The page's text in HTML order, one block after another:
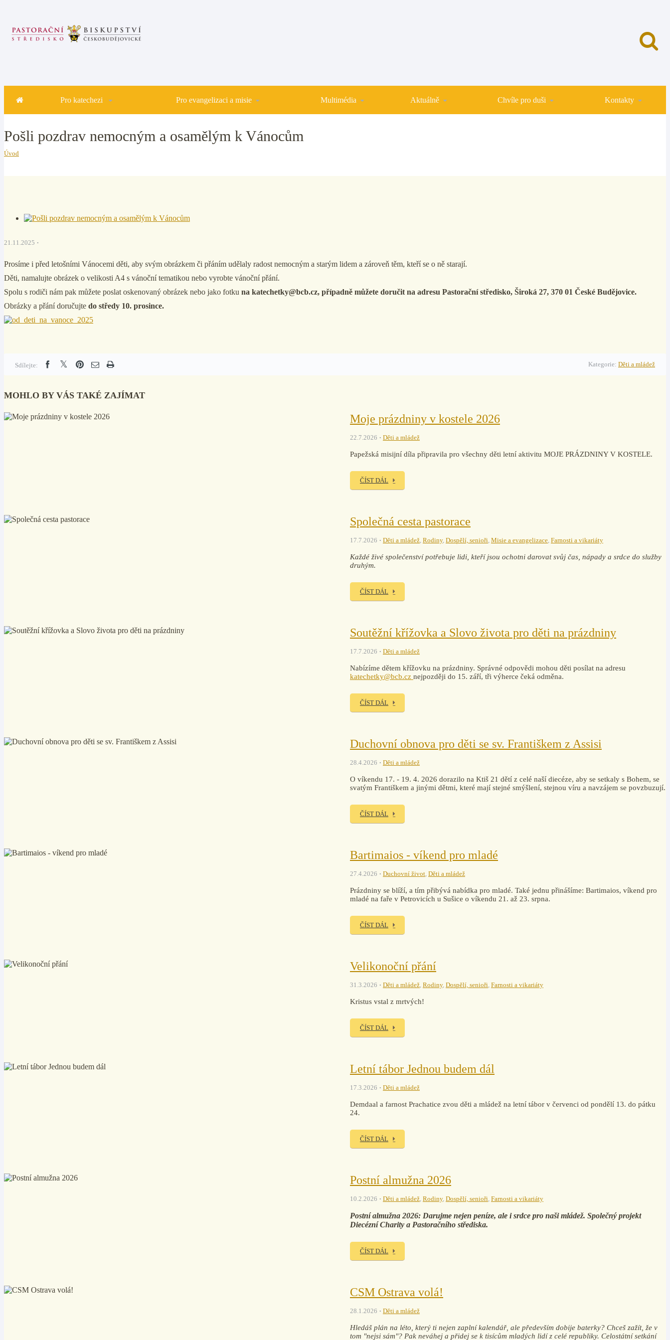
Pro katechezi Pro evangelizaci a misie Multimédia Aktuálně Chvíle pro duši Kontakty
Pošli pozdrav nemocným a osamělým k Vánocům
Úvod
21.11.2025
Prosíme i před letošními Vánocemi děti, aby svým obrázkem či přáním udělaly radost nemocným a starým lidem a zároveň těm, kteří se o ně starají.
Děti, namalujte obrázek o velikosti A4 s vánoční tematikou nebo vyrobte vánoční přání.
Spolu s rodiči nám pak můžete poslat oskenovaný obrázek nebo jako fotku na katechetky@bcb.cz, případně můžete doručit na adresu Pastorační středisko, Široká 27, 370 01 České Budějovice.
Obrázky a přání doručujte do středy 10. prosince.
Sdílejte: Kategorie: Děti a mládež
MOHLO BY VÁS TAKÉ ZAJÍMAT
Moje prázdniny v kostele 2026
22.7.2026 Děti a mládež
Papežská misijní díla připravila pro všechny děti letní aktivitu MOJE PRÁZDNINY V KOSTELE.
ČÍST DÁL
Společná cesta pastorace
17.7.2026 Děti a mládež, Rodiny, Dospělí, senioři, Misie a evangelizace, Farnosti a vikariáty
Každé živé společenství potřebuje lidi, kteří jsou ochotni darovat svůj čas, nápady a srdce do služby
druhým.
ČÍST DÁL
Soutěžní křížovka a Slovo života pro děti na prázdniny
17.7.2026 Děti a mládež
Nabízíme dětem křížovku na prázdniny. Správné odpovědi mohou děti posílat na adresu
katechetky@bcb.cz nejpozději do 15. září, tři výherce čeká odměna.
ČÍST DÁL
Duchovní obnova pro děti se sv. Františkem z Assisi
28.4.2026 Děti a mládež
O víkendu 17. - 19. 4. 2026 dorazilo na Ktiš 21 dětí z celé naší diecéze, aby se setkaly s Bohem, se
svatým Františkem a jinými dětmi, které mají stejné smýšlení, stejnou víru a navzájem se povzbuzují.
ČÍST DÁL
Bartimaios - víkend pro mladé
27.4.2026 Duchovní život, Děti a mládež
Prázdniny se blíží, a tím přibývá nabídka pro mladé. Také jednu přinášíme: Bartimaios, víkend pro
mladé na faře v Petrovicích u Sušice o víkendu 21. až 23. srpna.
ČÍST DÁL
Velikonoční přání
31.3.2026 Děti a mládež, Rodiny, Dospělí, senioři, Farnosti a vikariáty
Kristus vstal z mrtvých!
ČÍST DÁL
Letní tábor Jednou budem dál
17.3.2026 Děti a mládež
Demdaal a farnost Prachatice zvou děti a mládež na letní tábor v červenci od pondělí 13. do pátku
24.
ČÍST DÁL
Postní almužna 2026
10.2.2026 Děti a mládež, Rodiny, Dospělí, senioři, Farnosti a vikariáty
Postní almužna 2026: Darujme nejen peníze, ale i srdce pro naši mládež. Společný projekt
Diecézní Charity a Pastoračního střediska.
ČÍST DÁL
CSM Ostrava volá!
28.1.2026 Děti a mládež
Hledáš plán na léto, který ti nejen zaplní kalendář, ale především dobije baterky? Chceš zažít, že v
tom "nejsi sám"? Pak neváhej a přidej se k tisícům mladých lidí z celé republiky. Celostátní setkání